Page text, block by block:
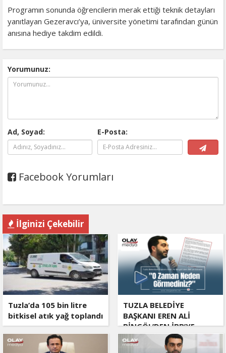
Programın sonunda öğrencilerin merak ettiği teknik detayları
yanıtlayan Gezeravcı’ya, üniversite yönetimi tarafından günün
anısına hediye takdim edildi.
Yorumunuz:
Ad, Soyad: E-Posta:
Facebook Yorumları
İlginizi Çekebilir
Tuzla’da 105 bin litre
bitkisel atık yağ toplandı
TUZLA BELEDİYE
BAŞKANI EREN ALİ
BİNGÖL’DEN İBB’YE
SORULAR: "O ZAMAN
NEDEN GÖRMEDİNİZ?